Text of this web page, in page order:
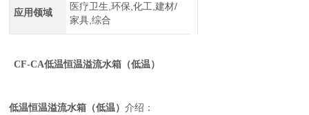
应用领域
医疗卫生,环保,化工,建材/
家具,综合
CF-CA低温恒温溢流水箱（低温）
低温恒温溢流水箱（低温）介绍：